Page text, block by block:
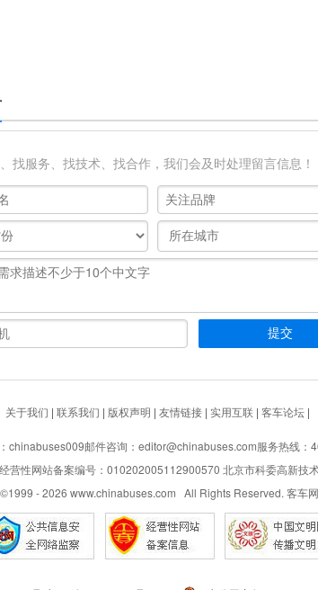
找服务、找技术、找合作，我们会及时处理留言信息！
关于我们 | 联系我们 | 版权声明 | 友情链接| 实用互联| 客车论坛|
chinabuses009邮件咨询：editor@chinabuses.com服务热线：
营性网站备案编号：010202005112900570 北京市科委高新技
-2026 www.chinabuses.com All Rights Reserved. 客车